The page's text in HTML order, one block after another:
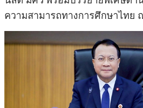
ความสามารถทางการศึกษาไทย